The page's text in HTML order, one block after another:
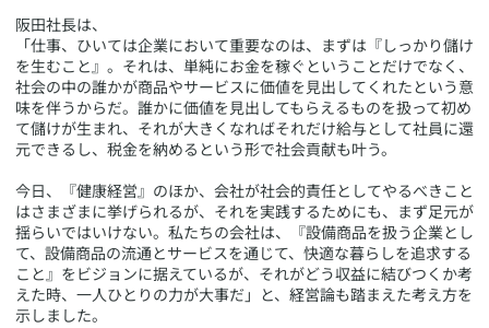
​阪田社長は、
「仕事、ひいては企業において重要なのは、まずは『しっかり儲け
を生むこと』。それは、単純にお金を稼ぐということだけでなく、
社会の中の誰かが商品やサービスに価値を見出してくれたという意
味を伴うからだ。誰かに価値を見出してもらえるものを扱って初め
て儲けが生まれ、それが大きくなればそれだけ給与として社員に還
元できるし、税金を納めるという形で社会貢献も叶う。
今日、『健康経営』のほか、会社が社会的責任としてやるべきこと
はさまざまに挙げられるが、それを実践するためにも、まず足元が
揺らいではいけない。私たちの会社は、『設備商品を扱う企業とし
て、設備商品の流通とサービスを通じて、快適な暮らしを追求する
こと』をビジョンに据えているが、それがどう収益に結びつくか考
えた時、一人ひとりの力が大事だ」と、経営論も踏まえた考え方を
示しました。